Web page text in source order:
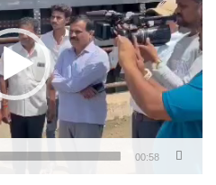
00:58